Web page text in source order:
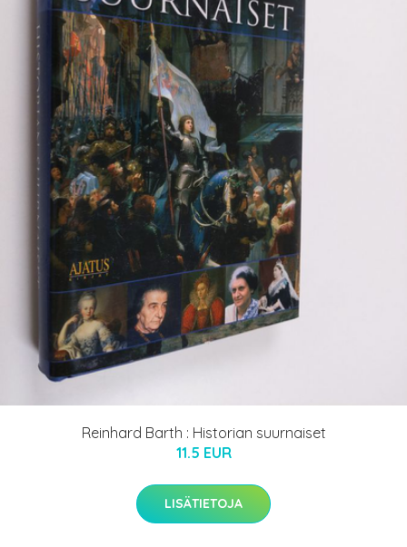
Reinhard Barth : Historian suurnaiset
11.5 EUR
LISÄTIETOJA